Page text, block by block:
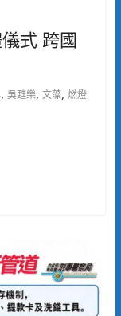
式 跨國
, 吳甦樂, 文藻, 燃燈